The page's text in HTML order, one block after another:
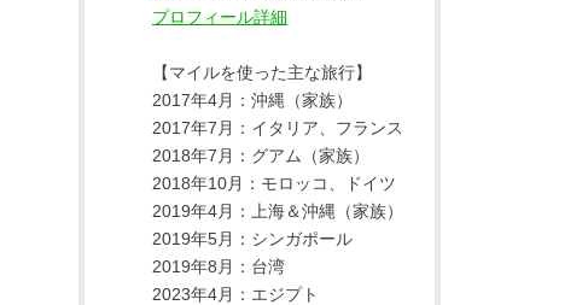
プロフィール詳細
【マイルを使った主な旅行】
2017年4月：沖縄（家族）
2017年7月：イタリア、フランス
2018年7月：グアム（家族）
2018年10月：モロッコ、ドイツ
2019年4月：上海＆沖縄（家族）
2019年5月：シンガポール
2019年8月：台湾
2023年4月：エジプト